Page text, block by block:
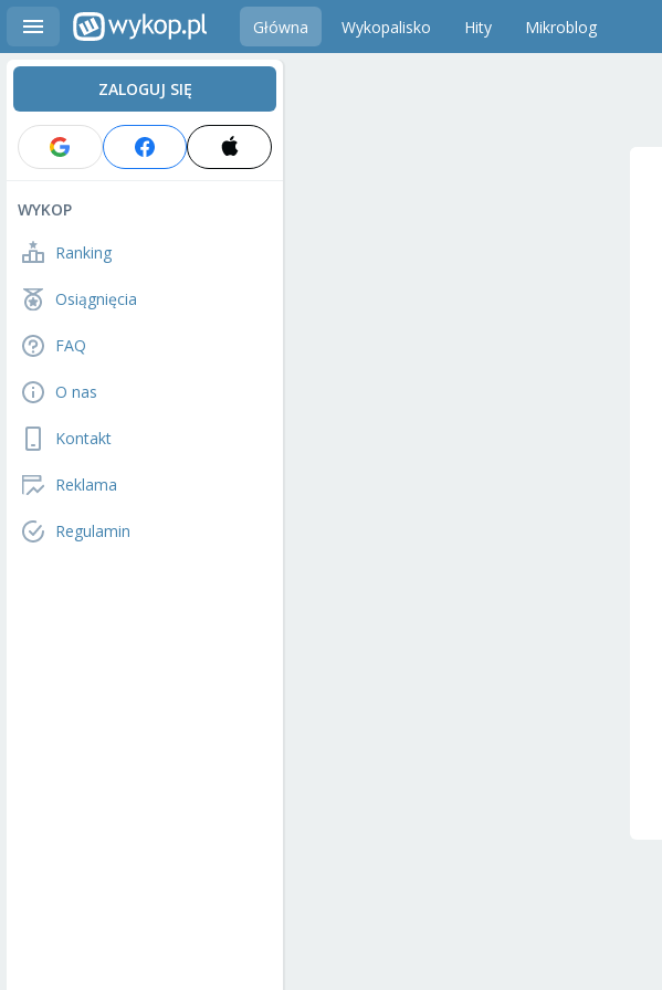
Główna Wykopalisko Hity Mikroblog
ZALOGUJ SIĘ
WYKOP
Ranking
Osiągnięcia
FAQ
O nas
Kontakt
Reklama
Regulamin